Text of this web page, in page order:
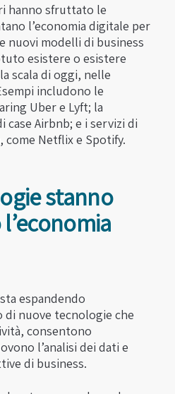
hanno sfruttato le
l’economia digitale per
nuovi modelli di business
esistere o esistere
scala di oggi, nelle
includono le
Uber e Lyft; la
Airbnb; e i servizi di
Netflix e Spotify.
stanno
espandendo
di nuove tecnologie che
consentono
l’analisi dei dati e
di business.